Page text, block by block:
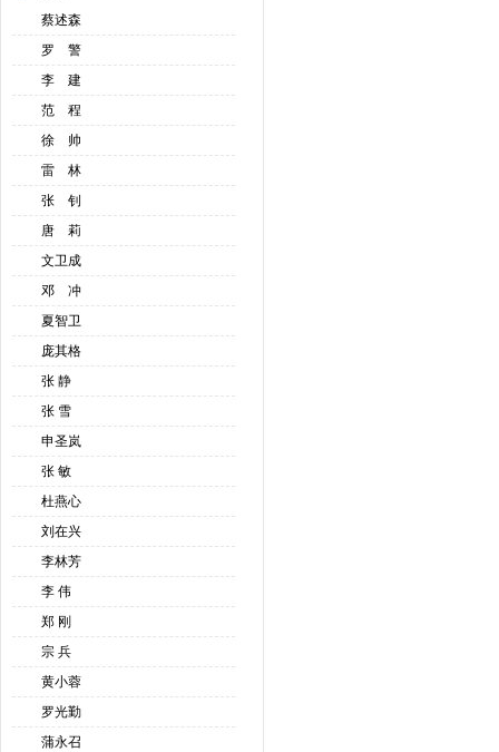
蔡述森
罗 警
李 建
范 程
徐 帅
雷 林
张 钊
唐 莉
文卫成
邓 冲
夏智卫
庞其格
张 静
张 雪
申圣岚
张 敏
杜燕心
刘在兴
李林芳
李 伟
郑 刚
宗 兵
黄小蓉
罗光勤
蒲永召